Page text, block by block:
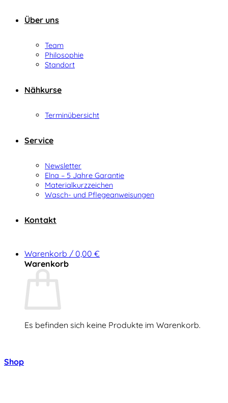
Über uns
Team
Philosophie
Standort
Nähkurse
Terminübersicht
Service
Newsletter
Elna – 5 Jahre Garantie
Materialkurzzeichen
Wasch- und Pflegeanweisungen
Kontakt
Warenkorb / 0,00 €
Warenkorb
Es befinden sich keine Produkte im Warenkorb.
Shop